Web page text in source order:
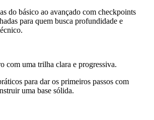
do básico ao avançado com checkpoints
para quem busca profundidade e
com uma trilha clara e progressiva.
para dar os primeiros passos com
uma base sólida.